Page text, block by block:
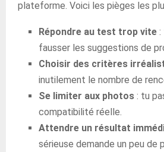
plateforme. Voici les pièges les
Répondre au test trop vite :
fausser les suggestions de
Choisir des critères
inutilement le nombre de
Se limiter aux photos : tu
compatibilité réelle.
Attendre un résultat
sérieuse demande un peu de